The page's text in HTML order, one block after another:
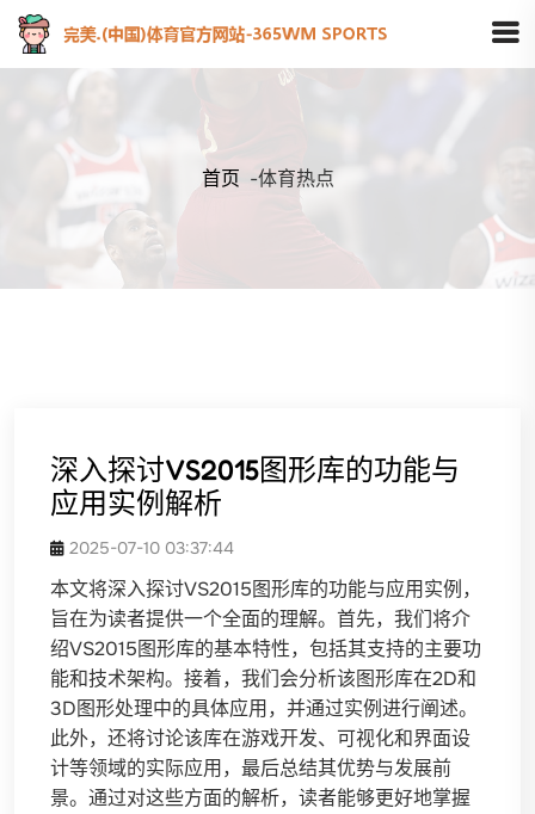
首页 -体育热点
深入探讨VS2015图形库的功能与
应用实例解析
2025-07-10 03:37:44
本文将深入探讨VS2015图形库的功能与应用实例，
旨在为读者提供一个全面的理解。首先，我们将介
绍VS2015图形库的基本特性，包括其支持的主要功
能和技术架构。接着，我们会分析该图形库在2D和
3D图形处理中的具体应用，并通过实例进行阐述。
此外，还将讨论该库在游戏开发、可视化和界面设
计等领域的实际应用，最后总结其优势与发展前
景。通过对这些方面的解析，读者能够更好地掌握